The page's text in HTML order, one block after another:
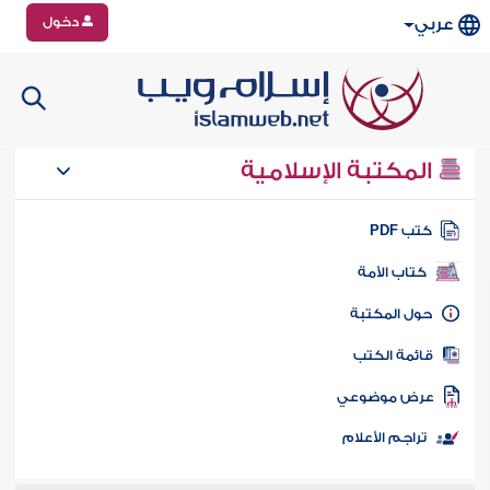
عربي دخول
المكتبة الإسلامية
كتب PDF
كتاب الأمة
المكتبة
الكتب
موضوعي